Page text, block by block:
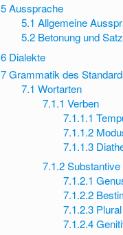
5Aussprache
5.1 Allgemeine
5.2 Betonung und
6 Dialekte
7Grammatik des
7.1 Wortarten
7.1.1 Verben
7.1.1.1
7.1.1.2
7.1.1.3
7.1.2 Substantive
7.1.2.1
7.1.2.2
7.1.2.3 Plural
7.1.2.4